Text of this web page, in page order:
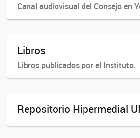
Canal audiovisual del Consejo en
Libros
Libros publicados por el Instituto.
Repositorio Hipermedial